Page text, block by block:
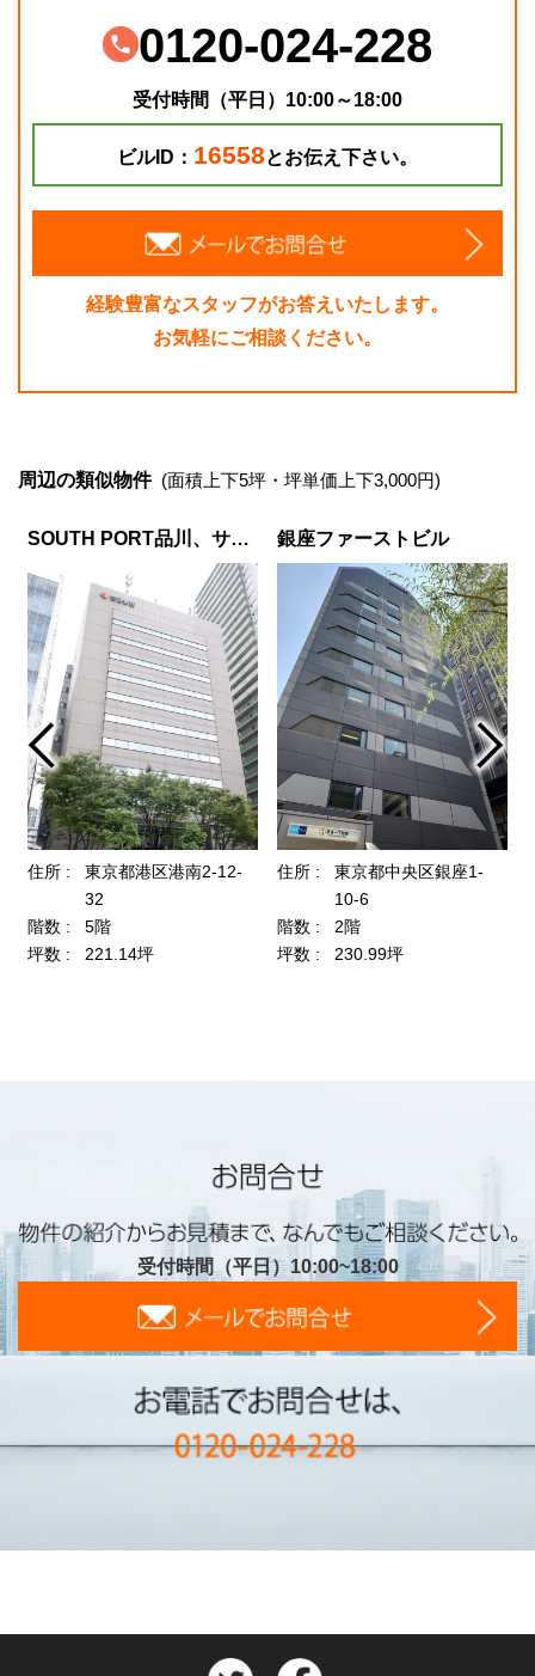
0120-024-228
受付時間（平日）10:00～18:00
ビルID： 16558とお伝え下さい。
経験豊富なスタッフがお答えいたします。
お気軽にご相談ください。
周辺の類似物件 (面積上下5坪・坪単価上下3,000円)
受付時間（平日）10:00~18:00